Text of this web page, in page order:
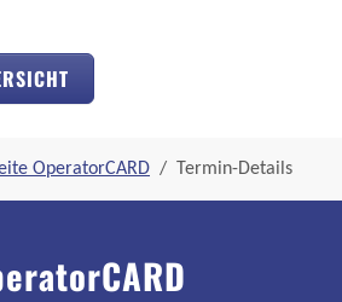
OperatorCARD Termin-Details